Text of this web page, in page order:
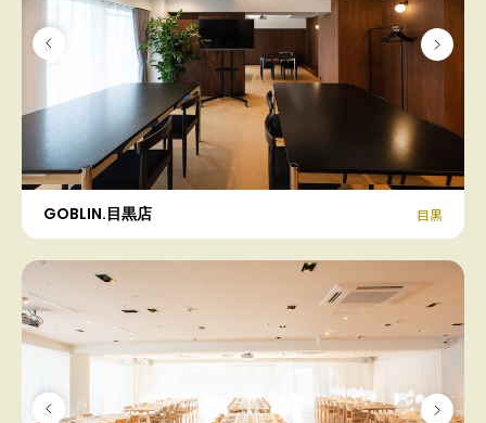
GOBLIN.目黒店 目黒